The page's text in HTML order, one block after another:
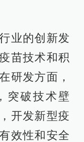
业的创新发
苗技术和积
研发方面，
突破技术壁
开发新型疫
效性和安全